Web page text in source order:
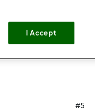
komentarze
#5
I Accept